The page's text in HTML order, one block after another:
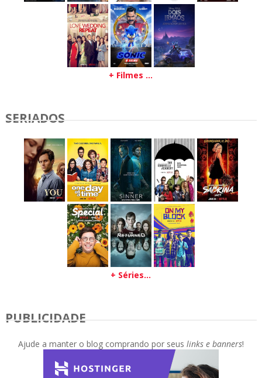
+ Filmes ...
SERIADOS
+ Séries...
PUBLICIDADE
Ajude a manter o blog comprando por seus links e banners!